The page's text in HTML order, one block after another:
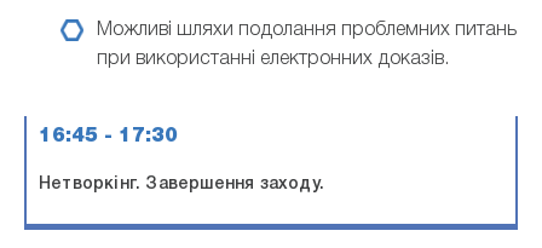
Можливі шляхи подолання проблемних питань
при використанні електронних доказів.
16:45 - 17:30
Нетворкінг. Завершення заходу.